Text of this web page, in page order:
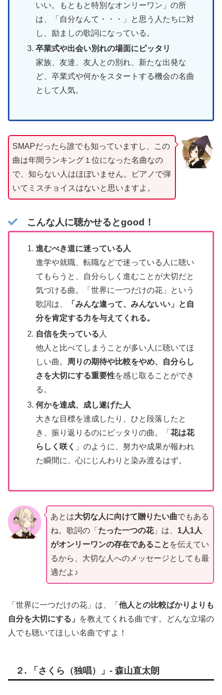
いい。もともと特別なオンリーワン」の所
は、「自分なんて・・・」と思う人たちに対
し、励ましの歌詞になっている。
卒業式や出会い別れの場面にピッタリ
家族、友達、友人との別れ、新たな出発な
ど、卒業式や何かをスタートする機会の名曲
として人気。
SMAPだったら誰でも知っていますし、この
曲は年間ランキング１位になった名曲なの
で、知らない人はほぼいません。ピアノで弾
いてミスチョイスはないと思いますよ。
こんな人に聴かせるとgood！
進むべき道に迷っている人
進学や就職、転職などで迷っている人に聴い
てもらうと、自分らしく進むことが大切だと
気づける曲。「世界に一つだけの花」という
歌詞は、
「みんな違って、みんないい」と自
分を肯定する力を与えてくれる。
自信を失っている 人
他人と比べてしまうことが多い人に聴いてほ
しい曲。
周りの期待や比較をやめ、自分らし
さを大切にする重要性を感じ取ることができ
る。
何かを達成、成し遂げた人
大きな目標を達成したり、ひと段落したと
き、振り返りるのにピッタリの曲。「花は花
らしく咲く
」のように、努力や成果が報われ
た瞬間に、心にじんわりと染み渡るはず。
あとは大切な人に向けて贈りたい曲でもある
ね。歌詞の「 たった一つの花」は、 1人1人
がオンリーワンの存在であること を伝えてい
るから、大切な人へのメッセージとしても最
適だよ♪
「世界に一つだけの花」は、「 他人との比較ばかりよりも
自分を大切にする」
を教えてくれる曲です。どんな立場の
人でも聴いてほしい名曲ですよ！
２. 「さくら（独唱）」- 森山直太朗